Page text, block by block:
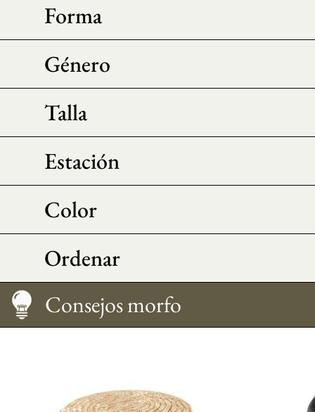
Forma
Género
Talla
Estación
Color
Ordenar
Cuidado
Cómo llevarlo
Consejos morfo